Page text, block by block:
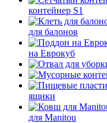
контейнер S1
для балонов
на Еврокуб
ящики
для Manitou